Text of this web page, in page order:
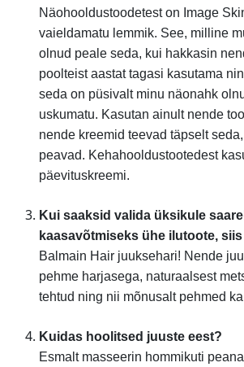
Näohooldustoodetest on Image
vaieldamatu lemmik. See, milline
olnud peale seda, kui hakkasin
poolteist aastat tagasi kasutama
seda on püsivalt minu näonahk
uskumatu. Kasutan ainult nende
nende kreemid teevad täpselt
peavad. Kehahooldustootedest
päevituskreemi.
Kui saaksid valida üksikule
kaasavõtmiseks ühe ilutoote,
Balmain Hair juuksehari! Nende
pehme harjasega, naturaalsest
tehtud ning nii mõnusalt pehmed
Kuidas hoolitsed juuste eest?
Esmalt masseerin hommikuti